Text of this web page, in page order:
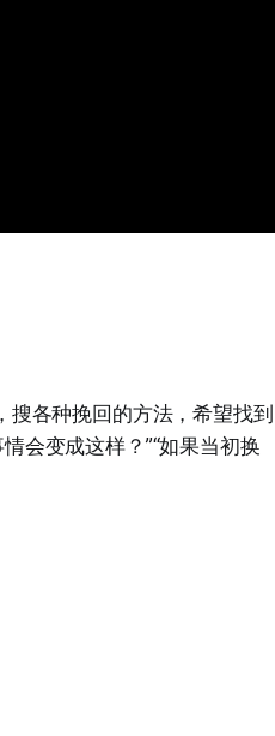
搜各种挽回的方法，希望找到
会变成这样？”“如果当初换